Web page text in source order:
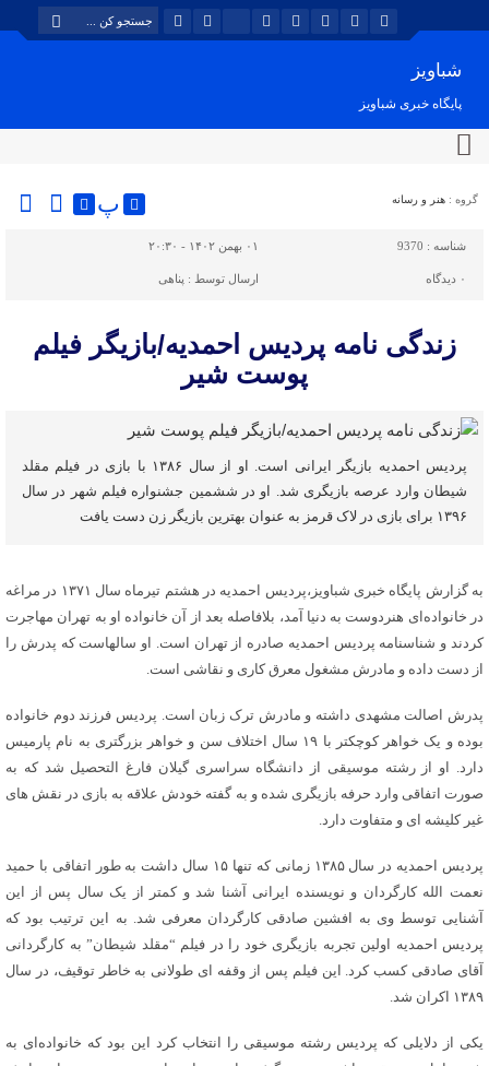
شباویز
پایگاه خبری شباویز
گروه : هنر و رسانه پ
شناسه : 9370 ۰۱ بهمن ۱۴۰۲ - ۲۰:۳۰
۰ دیدگاه ارسال توسط : پناهی
زندگی نامه پردیس احمدیه/بازیگر فیلم
پوست شیر
پردیس احمدیه بازیگر ایرانی است. او از سال ۱۳۸۶ با بازی در فیلم مقلد
شیطان وارد عرصه بازیگری شد. او در ششمین جشنواره فیلم شهر در سال
۱۳۹۶ برای بازی در لاک قرمز به عنوان بهترین بازیگر زن دست یافت
به گزارش پایگاه خبری شباویز،پردیس احمدیه در هشتم تیرماه سال ۱۳۷۱ در مراغه
در خانواده‌ای هنردوست به دنیا آمد، بلافاصله بعد از آن خانواده او به تهران مهاجرت
کردند و شناسنامه پردیس احمدیه صادره از تهران است. او سالهاست که پدرش را
از دست داده و مادرش مشغول معرق کاری و نقاشی است.
پدرش اصالت مشهدی داشته و مادرش ترک زبان است. پردیس فرزند دوم خانواده
بوده و یک خواهر کوچکتر با ۱۹ سال اختلاف سن و خواهر بزرگتری به نام پارمیس
دارد. او از رشته موسیقی از دانشگاه سراسری گیلان فارغ التحصیل شد که به
صورت اتفاقی وارد حرفه بازیگری شده و به گفته خودش علاقه به بازی در نقش های
غیر کلیشه ای و متفاوت دارد.
پردیس احمدیه در سال ۱۳۸۵ زمانی که تنها ۱۵ سال داشت به طور اتفاقی با حمید
نعمت الله کارگردان و نویسنده ایرانی آشنا شد و کمتر از یک سال پس از این
آشنایی توسط وی به افشین صادقی کارگردان معرفی شد. به این ترتیب بود که
پردیس احمدیه اولین تجربه بازیگری خود را در فیلم “مقلد شیطان” به کارگردانی
آقای صادقی کسب کرد. این فیلم پس از وقفه ای طولانی به خاطر توقیف، در سال
۱۳۸۹ اکران شد.
یکی از دلایلی که پردیس رشته موسیقی را انتخاب کرد این بود که خانواده‌ای به